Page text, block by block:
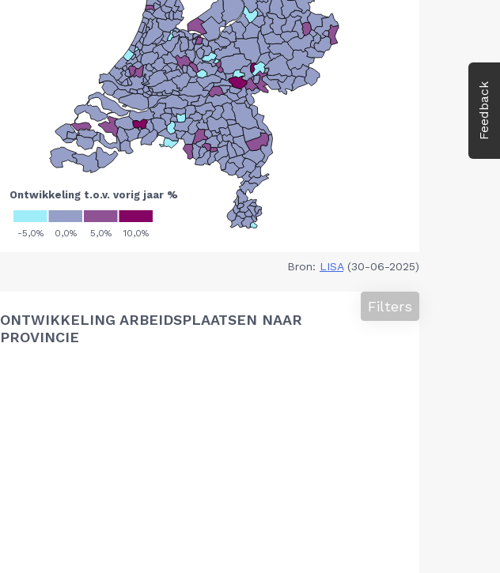
Feedback
Bron: LISA(30-06-2025)
ONTWIKKELING ARBEIDSPLAATSEN NAAR
PROVINCIE
Filters